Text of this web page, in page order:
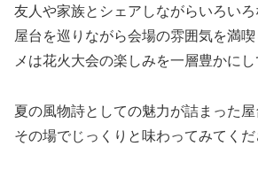
友人や家族とシェアしながらいろいろ
屋台を巡りながら会場の雰囲気を満
メは花火大会の楽しみを一層豊かにし
夏の風物詩としての魅力が詰まった
その場でじっくりと味わってみてくだ